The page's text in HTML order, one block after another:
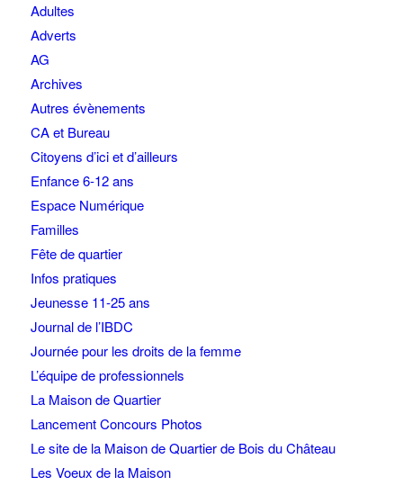
Adultes
Adverts
AG
Archives
Autres évènements
CA et Bureau
Citoyens d’ici et d’ailleurs
Enfance 6-12 ans
Espace Numérique
Familles
Fête de quartier
Infos pratiques
Jeunesse 11-25 ans
Journal de l’IBDC
Journée pour les droits de la femme
L’équipe de professionnels
La Maison de Quartier
Lancement Concours Photos
Le site de la Maison de Quartier de Bois du Château
Les Voeux de la Maison